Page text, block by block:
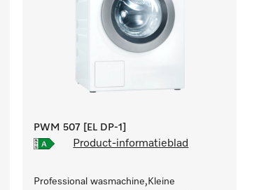
PWM 507 [EL DP-1]
Product-informatieblad
Professional wasmachine,Kleine